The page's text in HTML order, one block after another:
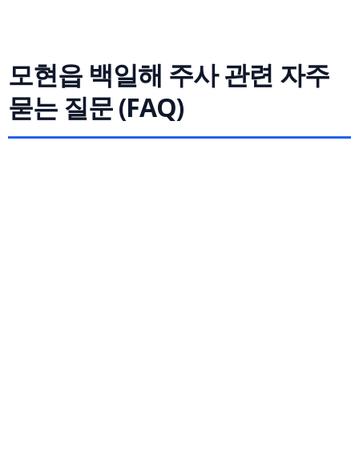
모현읍 백일해 주사 관련 자주
묻는 질문 (FAQ)